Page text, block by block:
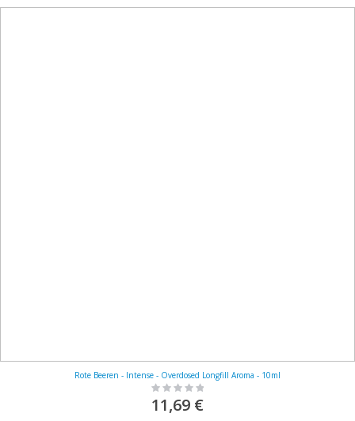
Rote Beeren - Intense - Overdosed Longfill Aroma - 10ml
Rating:
11,69 €